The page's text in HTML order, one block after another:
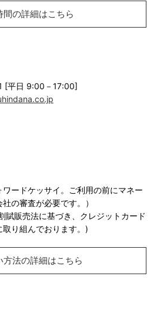
間の詳細はこちら
[平日 9:00－17:00]
ワードケッサイ。ご利用の前にマネー
の審査が必要です。）
賦販売法に基づき、クレジットカード
り組んでおります。)
方法の詳細はこちら